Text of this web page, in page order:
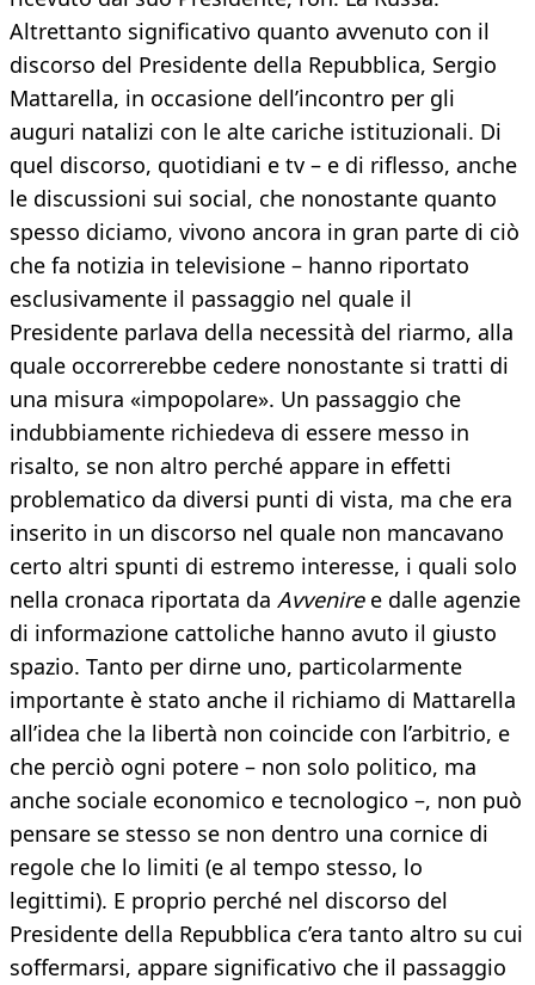
Altrettanto significativo quanto avvenuto con il
discorso del Presidente della Repubblica, Sergio
Mattarella, in occasione dell’incontro per gli
auguri natalizi con le alte cariche istituzionali. Di
quel discorso, quotidiani e tv – e di riflesso, anche
le discussioni sui social, che nonostante quanto
spesso diciamo, vivono ancora in gran parte di ciò
che fa notizia in televisione – hanno riportato
esclusivamente il passaggio nel quale il
Presidente parlava della necessità del riarmo, alla
quale occorrerebbe cedere nonostante si tratti di
una misura «impopolare». Un passaggio che
indubbiamente richiedeva di essere messo in
risalto, se non altro perché appare in effetti
problematico da diversi punti di vista, ma che era
inserito in un discorso nel quale non mancavano
certo altri spunti di estremo interesse, i quali solo
nella cronaca riportata da Avvenire e dalle agenzie
di informazione cattoliche hanno avuto il giusto
spazio. Tanto per dirne uno, particolarmente
importante è stato anche il richiamo di Mattarella
all’idea che la libertà non coincide con l’arbitrio, e
che perciò ogni potere – non solo politico, ma
anche sociale economico e tecnologico –, non può
pensare se stesso se non dentro una cornice di
regole che lo limiti (e al tempo stesso, lo
legittimi). E proprio perché nel discorso del
Presidente della Repubblica c’era tanto altro su cui
soffermarsi, appare significativo che il passaggio